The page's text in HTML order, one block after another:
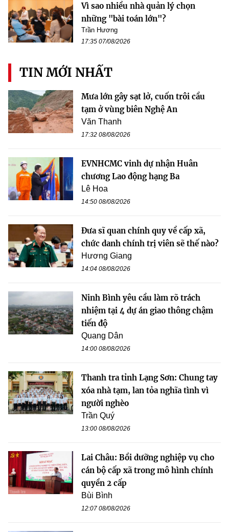
Vì sao nhiều nhà quản lý chọn
những "bài toán lớn"?
Trần Hương
17:35 07/08/2026
TIN MỚI NHẤT
Mưa lớn gây sạt lở, cuốn trôi cầu
tạm ở vùng biên Nghệ An
Văn Thanh
17:32 08/08/2026
EVNHCMC vinh dự nhận Huân
chương Lao động hạng Ba
Lê Hoa
14:50 08/08/2026
Đưa sĩ quan chính quy về cấp xã,
chức danh chính trị viên sẽ thế nào?
Hương Giang
14:04 08/08/2026
Ninh Bình yêu cầu làm rõ trách
nhiệm tại 4 dự án giao thông chậm
tiến độ
Quang Dân
14:00 08/08/2026
Thanh tra tỉnh Lạng Sơn: Chung tay
xóa nhà tạm, lan tỏa nghĩa tình vì
người nghèo
Trần Quý
13:00 08/08/2026
Lai Châu: Bồi dưỡng nghiệp vụ cho
cán bộ cấp xã trong mô hình chính
quyền 2 cấp
Bùi Bình
12:07 08/08/2026